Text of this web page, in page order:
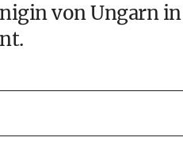
von Ungarn